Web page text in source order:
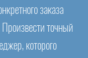
заказа
точный
которого